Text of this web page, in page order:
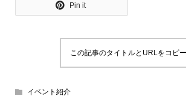
Pin it
この記事のタイトルとURLをコピ
イベント紹介